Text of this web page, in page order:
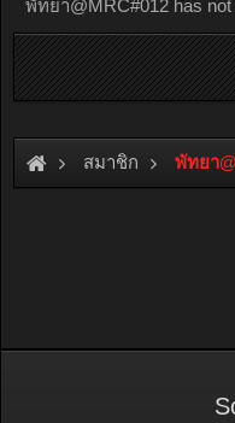
พัทยา@MRC#012 has not
สมาชิก พัทยา